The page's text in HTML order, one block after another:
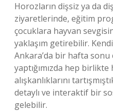
Horozların dişsiz ya da
ziyaretlerinde, eğitim
çocuklara hayvan
yaklaşım getirebilir.
Ankara’da bir hafta
yaptığımızda hep
alışkanlıklarını
detaylı ve interaktif bir
gelebilir.